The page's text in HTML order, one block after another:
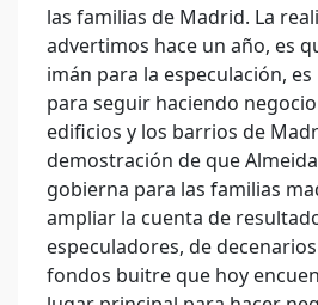
las familias de Madrid. La
advertimos hace un año, es
imán para la especulación,
para seguir haciendo
edificios y los barrios de
demostración de que
gobierna para las familias
ampliar la cuenta de
especuladores, de
fondos buitre que hoy